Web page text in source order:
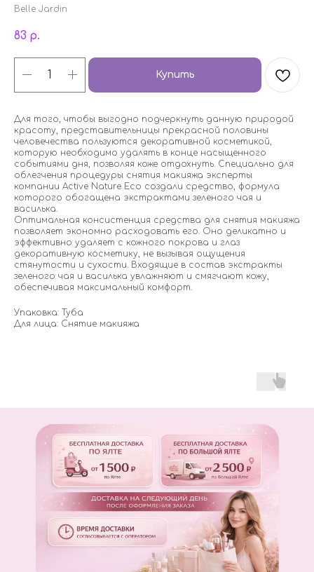
Belle Jardin
83 р.
Купить
Для того, чтобы выгодно подчеркнуть данную природой
красоту, представительницы прекрасной половины
человечества пользуются декоративной косметикой,
которую необходимо удалять в конце насыщенного
событиями дня, позволяя коже отдохнуть. Специально для
облегчения процедуры снятия макияжа эксперты
компании Active Nature Eco создали средство, формула
которого обогащена экстрактами зеленого чая и
василька.
Оптимальная консистенция средства для снятия макияжа
позволяет экономно расходовать его. Оно деликатно и
эффективно удаляет с кожного покрова и глаз
декоративную косметику, не вызывая ощущения
стянутости и сухости. Входящие в состав экстракты
зеленого чая и василька увлажняют и смягчают кожу,
обеспечивая максимальный комфорт.
Упаковка: Туба
Для лица: Снятие макияжа